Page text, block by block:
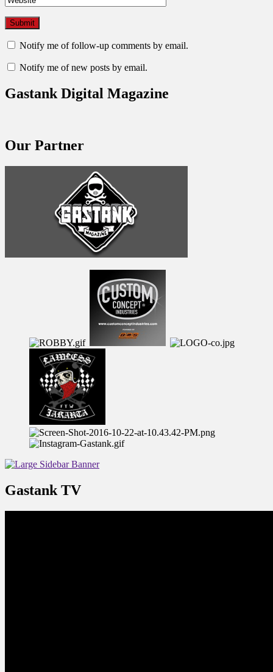
Notify me of follow-up comments by email.
Notify me of new posts by email.
Gastank Digital Magazine
Our Partner
Gastank TV